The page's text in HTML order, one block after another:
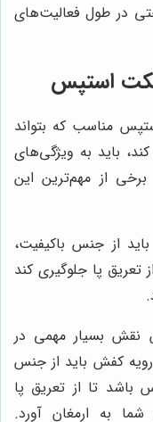
در طول فعالیت‌های
استپس
مناسب که بتواند
باید به ویژگی‌های
از مهم‌ترین این
از جنس باکیفیت،
تعریق پا جلوگیری کند
بسیار مهمی در
کفش باید از جنس
باشد تا از تعریق پا
به ارمغان آورد.